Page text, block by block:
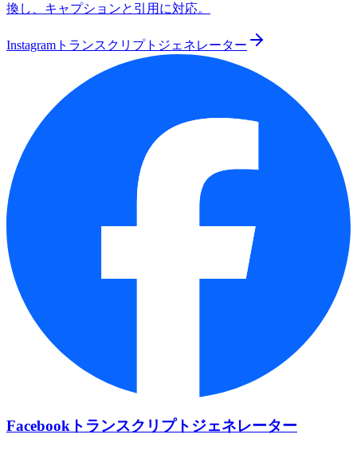
換し、キャプションと引用に対応。
Instagramトランスクリプトジェネレーター
Facebookトランスクリプトジェネレーター